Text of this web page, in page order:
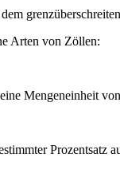
Arten von Zöllen:
Mengeneinheit
Prozentsatz